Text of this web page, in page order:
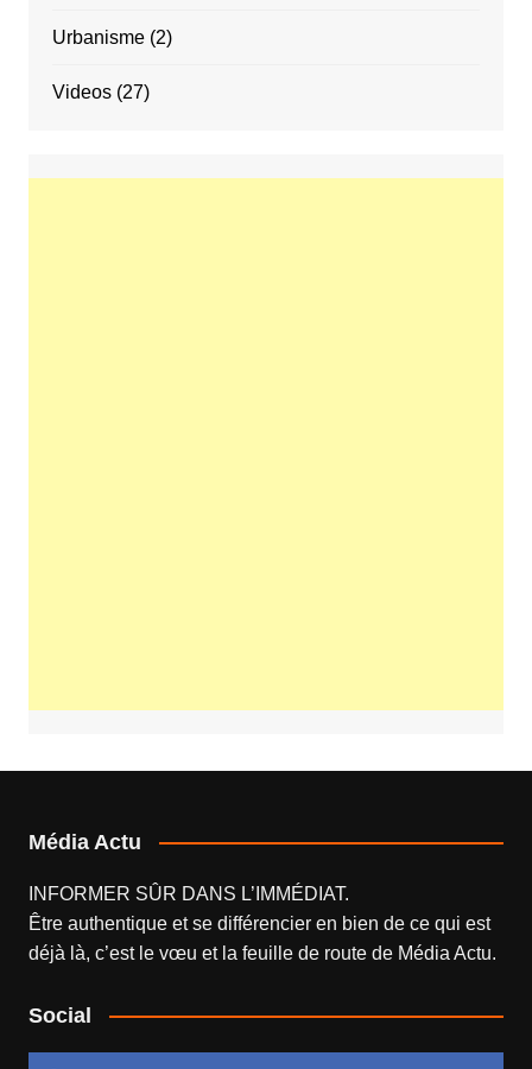
Urbanisme(2)
Videos(27)
Média Actu
INFORMER SÛR DANS L’IMMÉDIAT.
Être authentique et se différencier en bien de ce qui est
déjà là, c’est le vœu et la feuille de route de Média Actu.
Social